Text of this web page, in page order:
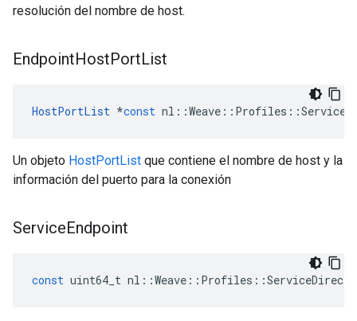
resolución del nombre de host.
EndpointHostPortList
HostPortList *const nl ::Weave :: Profiles ::
Un objeto HostPortList que contiene el nombre de host y la
información del puerto para la conexión
ServiceEndpoint
const uint64_t nl ::Weave :: Profiles ::